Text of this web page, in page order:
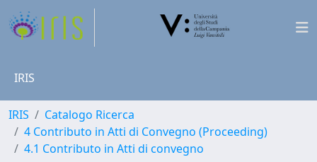
IRIS
IRIS
Catalogo Ricerca
4 Contributo in Atti di Convegno (Proceeding)
4.1 Contributo in Atti di convegno